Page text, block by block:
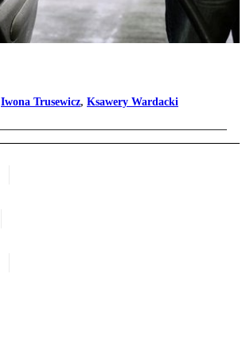
Iwona Trusewicz, Ksawery Wardacki